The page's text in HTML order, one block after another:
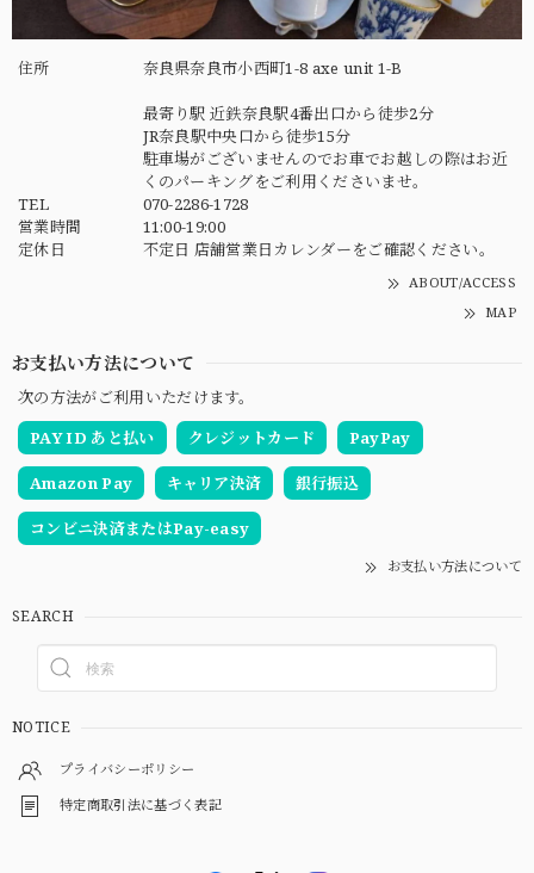
住所 奈良県奈良市小西町1-8 axe unit 1-B
最寄り駅 近鉄奈良駅4番出口から徒歩2分
JR奈良駅中央口から徒歩15分
駐車場がございませんのでお車でお越しの際はお近
くのパーキングをご利用くださいませ。
TEL
070-2286-1728
営業時間
11:00-19:00
定休日
不定日 店舗営業日カレンダーをご確認ください。
ABOUT/ACCESS
MAP
お支払い方法について
次の方法がご利用いただけます。
PAY ID あと払い
クレジットカード PayPay
Amazon Pay キャリア決済 銀行振込
コンビニ決済またはPay-easy
お支払い方法について
SEARCH
NOTICE
プライバシーポリシー
特定商取引法に基づく表記